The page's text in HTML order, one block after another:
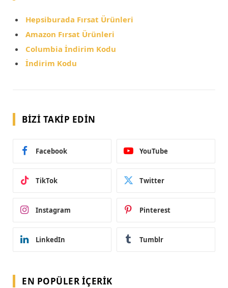
Hepsiburada Fırsat Ürünleri
Amazon Fırsat Ürünleri
Columbia İndirim Kodu
İndirim Kodu
BIZI TAKIP EDIN
Facebook YouTube
TikTok Twitter
Instagram Pinterest
LinkedIn Tumblr
EN POPÜLER İÇERIK